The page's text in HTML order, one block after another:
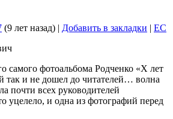
(9 лет назад) | Добавить в закладки | EC
самого фотоальбома Родченко «Х лет
так и не дошел до читателей… волна
почти всех руководителей
уцелело, и одна из фотографий перед